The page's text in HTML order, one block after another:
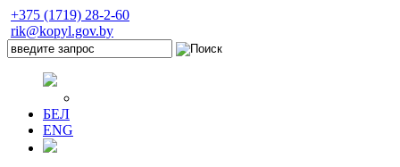
+375 (1719) 28-2-60
rik@kopyl.gov.by
БЕЛ
ENG